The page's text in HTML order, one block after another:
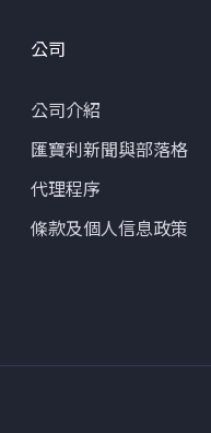
公司
公司介紹
匯寶利新聞與部落格
代理程序
條款及個人信息政策